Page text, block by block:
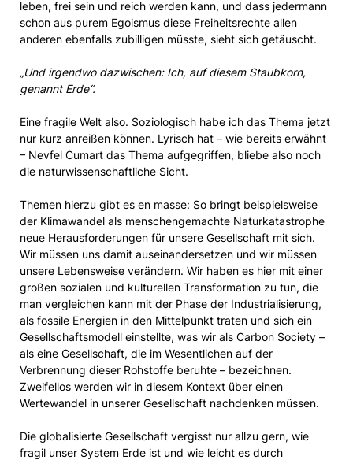
leben, frei sein und reich werden kann, und dass jedermann
schon aus purem Egoismus diese Freiheitsrechte allen
anderen ebenfalls zubilligen müsste, sieht sich getäuscht.
„Und irgendwo dazwischen: Ich, auf diesem Staubkorn,
genannt Erde“.
Eine fragile Welt also. Soziologisch habe ich das Thema jetzt
nur kurz anreißen können. Lyrisch hat – wie bereits erwähnt
– Nevfel Cumart das Thema aufgegriffen, bliebe also noch
die naturwissenschaftliche Sicht.
Themen hierzu gibt es en masse: So bringt beispielsweise
der Klimawandel als menschengemachte Naturkatastrophe
neue Herausforderungen für unsere Gesellschaft mit sich.
Wir müssen uns damit auseinandersetzen und wir müssen
unsere Lebensweise verändern. Wir haben es hier mit einer
großen sozialen und kulturellen Transformation zu tun, die
man vergleichen kann mit der Phase der Industrialisierung,
als fossile Energien in den Mittelpunkt traten und sich ein
Gesellschaftsmodell einstellte, was wir als Carbon Society –
als eine Gesellschaft, die im Wesentlichen auf der
Verbrennung dieser Rohstoffe beruhte – bezeichnen.
Zweifellos werden wir in diesem Kontext über einen
Wertewandel in unserer Gesellschaft nachdenken müssen.
Die globalisierte Gesellschaft vergisst nur allzu gern, wie
fragil unser System Erde ist und wie leicht es durch